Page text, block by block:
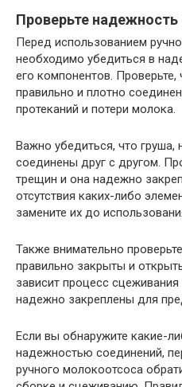
Проверьте надежность
Перед использованием
необходимо убедиться в
его компонентов. Проверьте,
правильно и плотно
протеканий и потери молока.
Важно убедиться, что груша,
соединены друг с другом.
трещин и она надежно
отсутствия каких-либо
замените их до
Также внимательно
правильно закрыты и
зависит процесс
надежно закреплены для
Если вы обнаружите какие-
надежностью соединений,
ручного молокоотсоса